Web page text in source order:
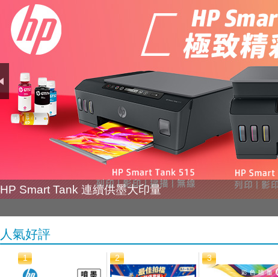
HP Smart Tank 連續供墨大印量
人氣好評
1 2 3